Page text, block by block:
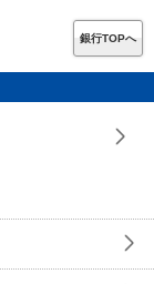
銀行TOPへ